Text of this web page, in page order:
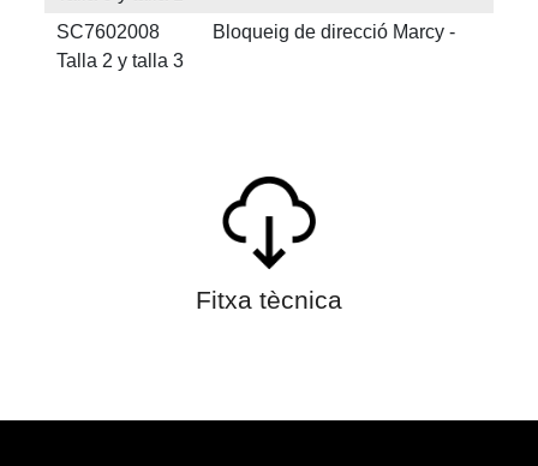
SC7602008 Bloqueig de direcció Marcy -
Talla 2 y talla 3
Fitxa tècnica